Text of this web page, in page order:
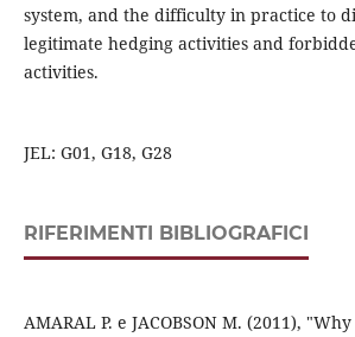
system, and the difficulty in practice to
legitimate hedging activities and
activities.
JEL: G01, G18, G28
RIFERIMENTI BIBLIOGRAFICI
AMARAL P. e JACOBSON M. (2011),